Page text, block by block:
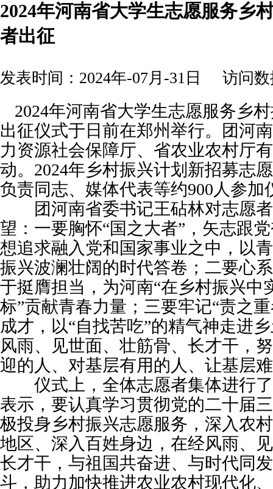
2024年河南省大学生志愿服务乡
者出征
发表时间：2024年-07月-31日 访问数
2024年河南省大学生志愿服务乡
出征仪式于日前在郑州举行。团河
力资源社会保障厅、省农业农村厅
动。2024年乡村振兴计划新招募志
负责同志、媒体代表等约900人参加
团河南省委书记王砧林对志愿者
望：一要胸怀“国之大者”，矢志跟
想追求融入党和国家事业之中，以
振兴波澜壮阔的时代答卷；二要心
于挺膺担当，为河南“在乡村振兴中
标”贡献青春力量；三要牢记“责之
成才，以“自找苦吃”的精气神走进
风雨、见世面、壮筋骨、长才干，
迎的人、对基层有用的人、让基层
仪式上，全体志愿者集体进行了
表示，要认真学习贯彻党的二十届
极投身乡村振兴志愿服务，深入农
地区、深入百姓身边，在经风雨、
长才干，与祖国共奋进、与时代同
斗，助力加快推进农业农村现代化